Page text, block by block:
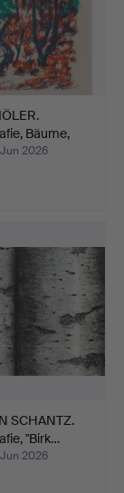
Bäume,
2026
SCHANTZ.
"Birk…
2026